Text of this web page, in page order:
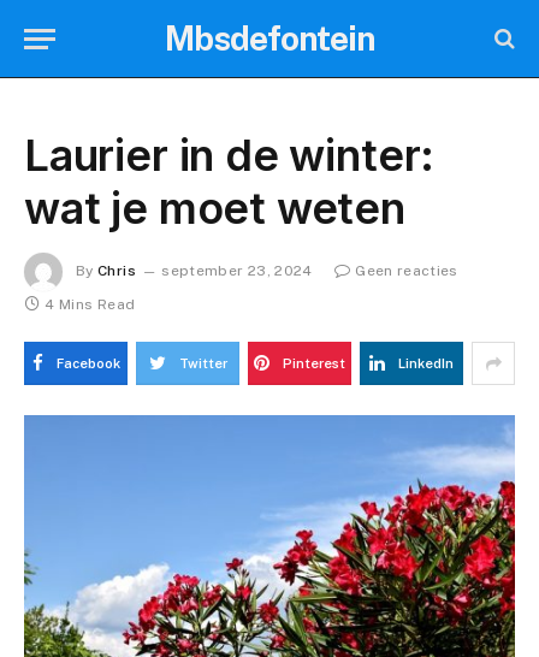
Mbsdefontein
Laurier in de winter:
wat je moet weten
By Chris september 23, 2024
Geen reacties
4 Mins Read
Facebook Twitter Pinterest LinkedIn